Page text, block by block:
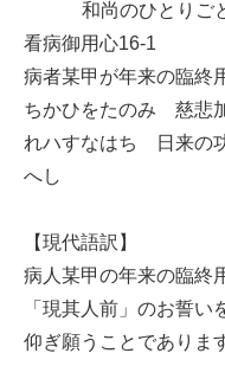
和尚のひとりご
看病御
病者某甲が年来の臨
ちかひをたのみ 慈悲
れハすなはち 日来の
へし
【現代語訳】
病人某甲の年来の臨終
「現其人前」のお誓
仰ぎ願うことでありま